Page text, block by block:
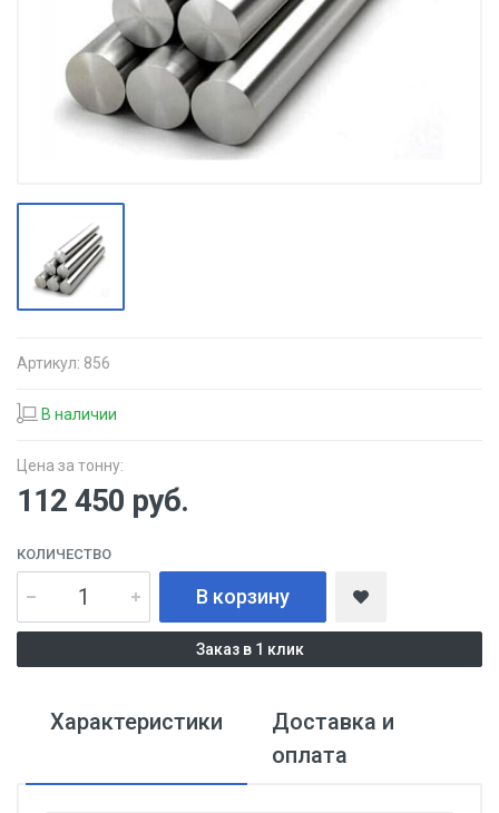
Артикул: 856
В наличии
Цена за тонну:
112 450 руб.
КОЛИЧЕСТВО
В корзину
Заказ в 1 клик
Характеристики
Доставка и
оплата